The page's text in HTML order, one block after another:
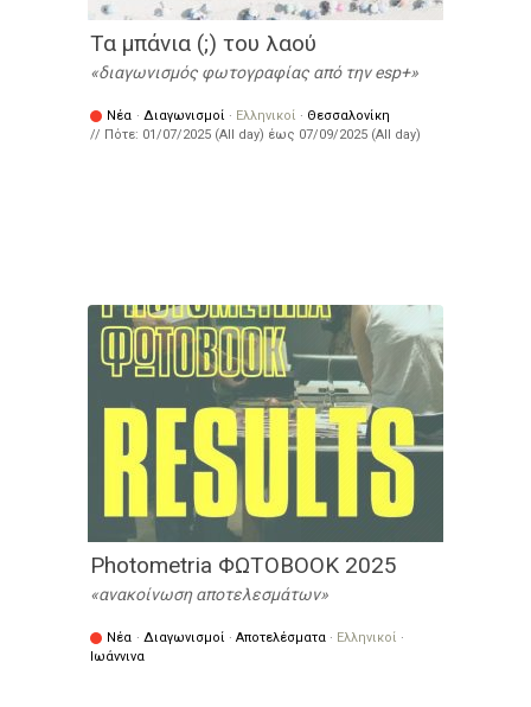
Τα μπάνια (;) του λαού
διαγωνισμός φωτογραφίας από την esp+
Νέα · Διαγωνισμοί · Ελληνικοί · Θεσσαλονίκη
// Πότε: 01/07/2025 (All day) έως 07/09/2025 (All day)
Photometria ΦΩΤΟΒΟΟΚ 2025
ανακοίνωση αποτελεσμάτων
Νέα · Διαγωνισμοί · Αποτελέσματα · Ελληνικοί ·
Ιωάννινα